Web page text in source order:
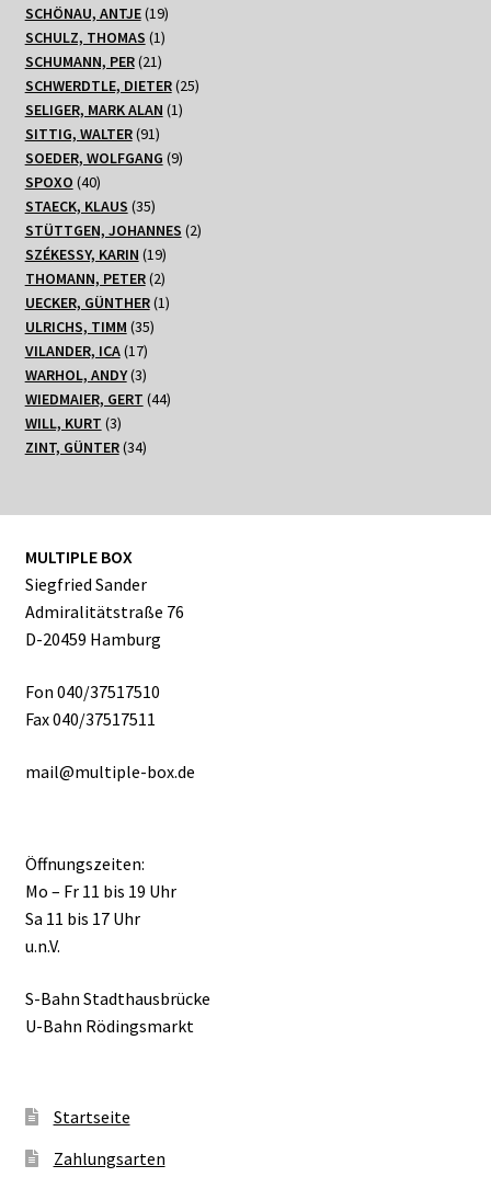
SCHÖNAU, ANTJE 1919
Produkte
SCHULZ, THOMAS 11
Produkt
SCHUMANN, PER 2121
Produkte
SCHWERDTLE, DIETER 2525
SELIGER, MARK ALAN 11
SITTIG, WALTER 9191
Produkte
SOEDER, WOLFGANG 99
SPOXO 4040
Produkte
STAECK, KLAUS 3535
Produkte
STÜTTGEN, JOHANNES 22
SZÉKESSY, KARIN 1919
Produkte
THOMANN, PETER 22
Produkte
UECKER, GÜNTHER 11
ULRICHS, TIMM 3535
VILANDER, ICA 1717
Produkte
WARHOL, ANDY 33
Produkte
WIEDMAIER, GERT 4444
WILL, KURT 33
Produkte
ZINT, GÜNTER 3434
MULTIPLE BOX
Siegfried Sander
Admiralitätstraße 76
D-20459 Hamburg
Fon 040/37517510
Fax 040/37517511
mail@multiple-box.de
Öffnungszeiten:
Mo – Fr 11 bis 19 Uhr
Sa 11 bis 17 Uhr
u.n.V.
S-Bahn Stadthausbrücke
U-Bahn Rödingsmarkt
Startseite
Zahlungsarten